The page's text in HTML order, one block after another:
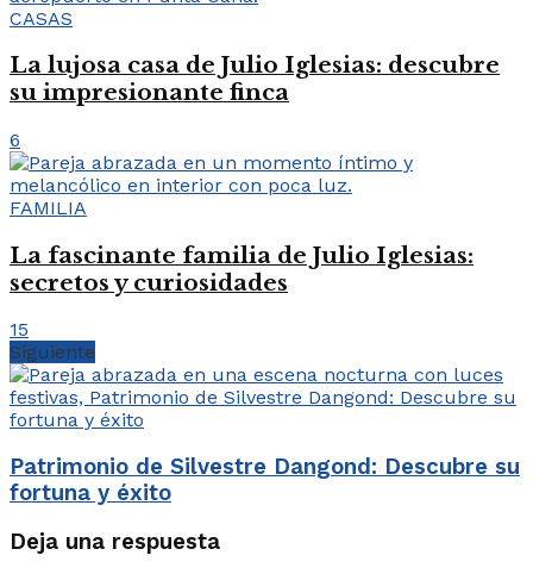
CASAS
La lujosa casa de Julio Iglesias: descubre
su impresionante finca
6
FAMILIA
La fascinante familia de Julio Iglesias:
secretos y curiosidades
15
Siguiente
Patrimonio de Silvestre Dangond: Descubre su
fortuna y éxito
Deja una respuesta